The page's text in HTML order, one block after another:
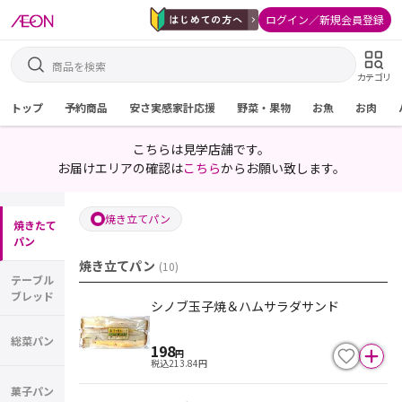
ログイン／新規会員登録
カテゴリ
トップ 予約商品 安さ実感家計応援 野菜・果物 お魚 お肉
こちらは見学店舗です。
お届けエリアの確認はこちらからお願い致します。
焼きたて
パン
テーブル
ブレッド
総菜パン
菓子パン
焼き立てパン
焼き立てパン (10)
シノブ玉子焼＆ハムサラダサンド
198円
税込213.84円